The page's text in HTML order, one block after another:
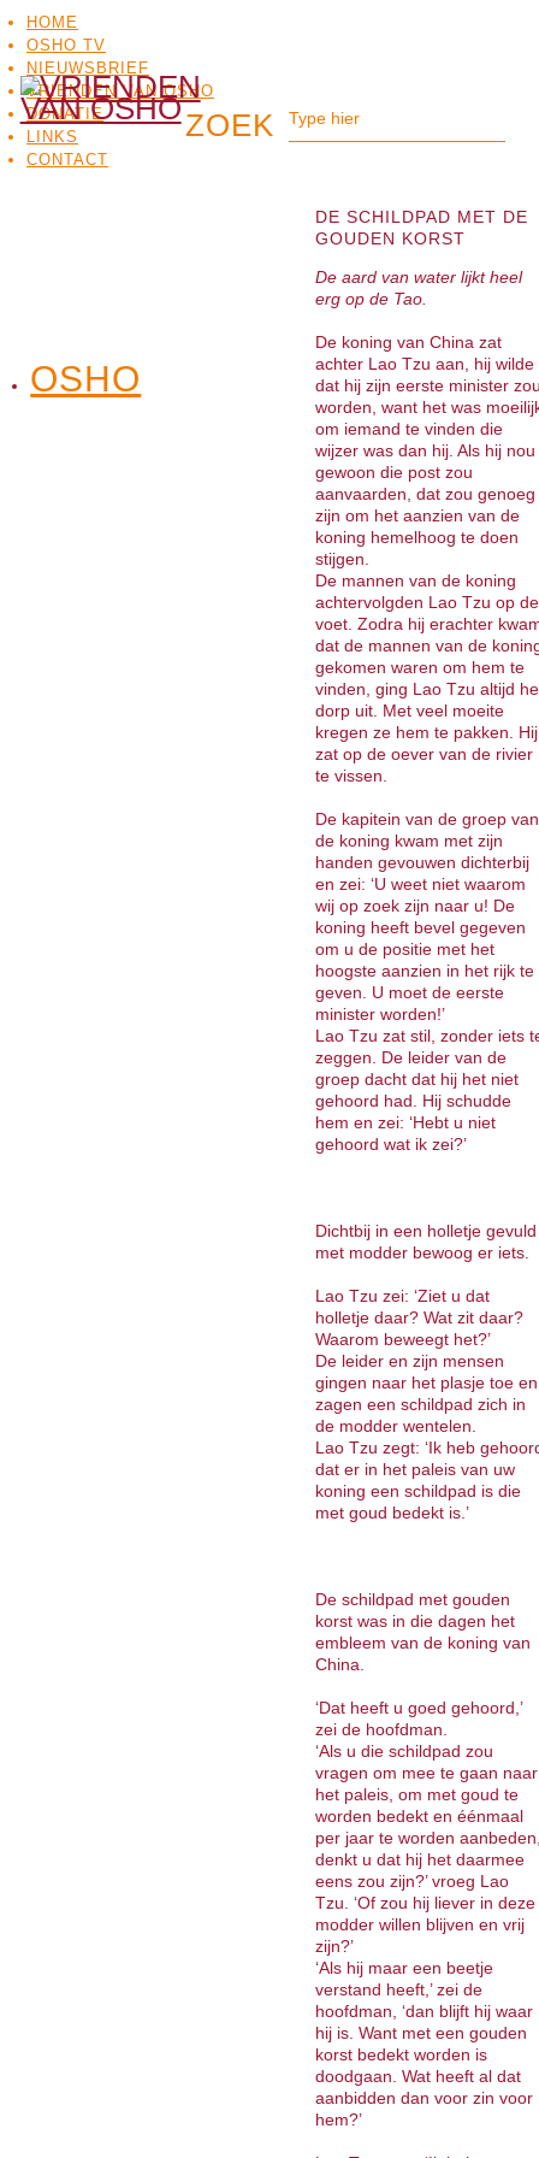
HOME
OSHO TV
NIEUWSBRIEF
VRIENDEN VAN OSHO
DONATIE
LINKS
CONTACT
OSHOOSHO MEDITATIE
DE SCHILDPAD MET DE
GOUDEN KORST
De aard van water lijkt heel
erg op de Tao.
De koning van China zat
achter Lao Tzu aan, hij wilde
dat hij zijn eerste minister
worden, want het was
om iemand te vinden die
wijzer was dan hij. Als hij nou
gewoon die post zou
aanvaarden, dat zou genoeg
zijn om het aanzien van de
koning hemelhoog te doen
stijgen.
De mannen van de koning
achtervolgden Lao Tzu op de
voet. Zodra hij erachter
dat de mannen van de
gekomen waren om hem te
vinden, ging Lao Tzu altijd
dorp uit. Met veel moeite
kregen ze hem te pakken. Hij
zat op de oever van de rivier
te vissen.
De kapitein van de groep van
de koning kwam met zijn
handen gevouwen dichterbij
en zei: ‘U weet niet waarom
wij op zoek zijn naar u! De
koning heeft bevel gegeven
om u de positie met het
hoogste aanzien in het rijk te
geven. U moet de eerste
minister worden!’
Lao Tzu zat stil, zonder iets
zeggen. De leider van de
groep dacht dat hij het niet
gehoord had. Hij schudde
hem en zei: ‘Hebt u niet
gehoord wat ik zei?’
Dichtbij in een holletje gevuld
met modder bewoog er iets.
Lao Tzu zei: ‘Ziet u dat
holletje daar? Wat zit daar?
Waarom beweegt het?’
De leider en zijn mensen
gingen naar het plasje toe en
zagen een schildpad zich in
de modder wentelen.
Lao Tzu zegt: ‘Ik heb
dat er in het paleis van uw
koning een schildpad is die
met goud bedekt is.’
De schildpad met gouden
korst was in die dagen het
embleem van de koning van
China.
‘Dat heeft u goed gehoord,’
zei de hoofdman.
‘Als u die schildpad zou
vragen om mee te gaan naar
het paleis, om met goud te
worden bedekt en éénmaal
per jaar te worden
denkt u dat hij het daarmee
eens zou zijn?’ vroeg Lao
Tzu. ‘Of zou hij liever in deze
modder willen blijven en vrij
zijn?’
‘Als hij maar een beetje
verstand heeft,’ zei de
hoofdman, ‘dan blijft hij waar
hij is. Want met een gouden
korst bedekt worden is
doodgaan. Wat heeft al dat
aanbidden dan voor zin voor
hem?’